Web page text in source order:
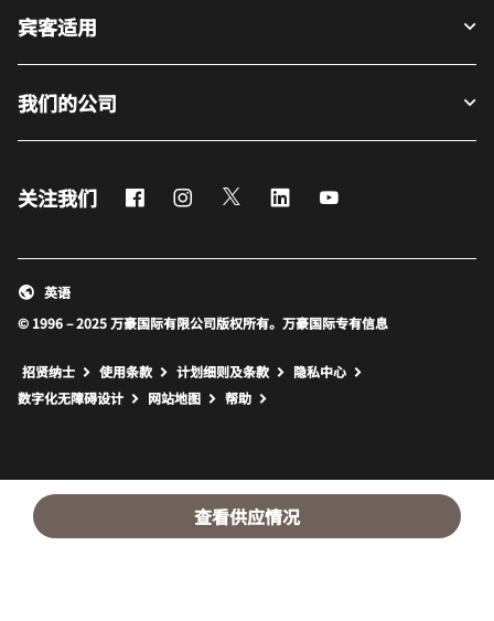
查看供应情况
宾客适用
我们的公司
关注我们 FacebookInstagram
Twitter LinkedIn
© 1996 – 2025 万豪国际有限公司版权所有。万豪国际专有信息
英语
招贤纳士 使用条款 计划细则及条款
隐私中心
数字化无障碍设计
网站地图 打开新窗口
帮助